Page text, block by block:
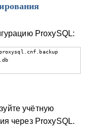
ProxySQL:
учётную
через ProxySQL.